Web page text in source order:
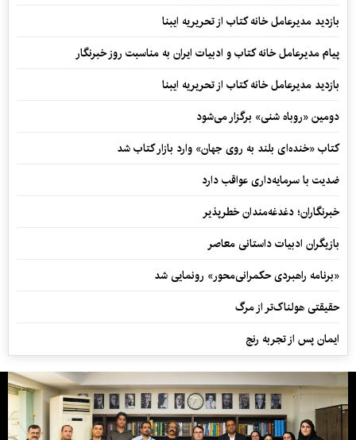
بازدید مدیرعامل خانه کتاب از تحریریه ایبنا
پیام مدیرعامل خانه کتاب و ادبیات ایران به مناسبت روز خبرنگار
بازدید مدیرعامل خانه کتاب از تحریریه ایبنا
دومین «روباه شنی» برگزار می‌شود
کتاب «خنده‌ای بلند به روی جهان» وارد بازار کتاب شد
ضدیت با سرمایه‌داری عواقب دارد
خبرنگاران؛ دغدغه‌مندان خطرپذیر
بازیگران ادبیات داستانی معاصر
«برنامه راهبردی حکمرانی‌محور» رونمایی شد
حقیقتی هولناک‌تر از مرگ
ایمان پس از تجربه رنج